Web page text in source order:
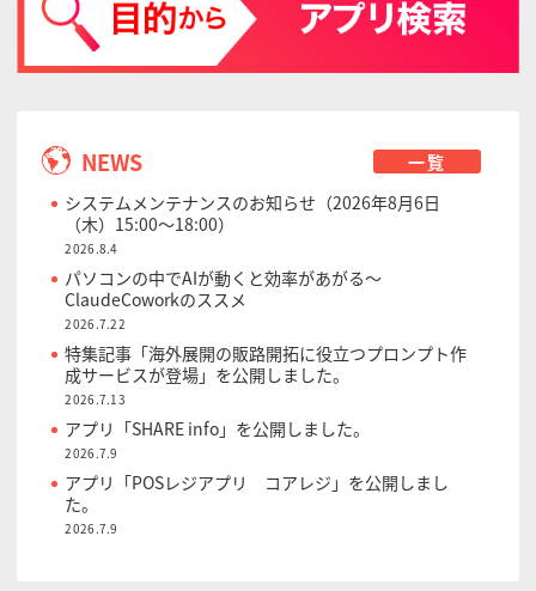
NEWS
一覧
システムメンテナンスのお知らせ（2026年8月6日
（木）15:00～18:00）
2026.8.4
パソコンの中でAIが動くと効率があがる〜
ClaudeCoworkのススメ
2026.7.22
特集記事「海外展開の販路開拓に役立つプロンプト作
成サービスが登場」を公開しました。
2026.7.13
アプリ「SHARE info」を公開しました。
2026.7.9
アプリ「POSレジアプリ コアレジ」を公開しまし
た。
2026.7.9